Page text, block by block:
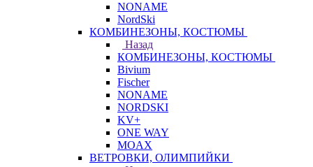
NONAME
NordSki
КОМБИНЕЗОНЫ, КОСТЮМЫ
Назад
КОМБИНЕЗОНЫ, КОСТЮМЫ
Bivium
Fischer
NONAME
NORDSKI
KV+
ONE WAY
MOAX
ВЕТРОВКИ, ОЛИМПИЙКИ